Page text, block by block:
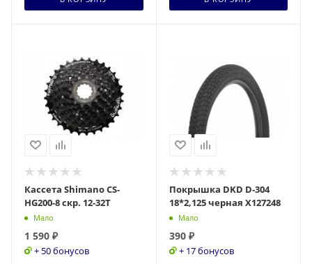
Кассета Shimano CS-
HG200-8 скр. 12-32Т
Мало
1 590 ₽
+ 50 бонусов
Покрышка DKD D-304
18*2,125 черная Х127248
Мало
390₽
+ 17 бонусов